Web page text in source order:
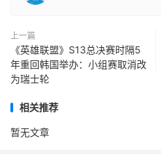
上一篇
《英雄联盟》S13总决赛时隔5
年重回韩国举办：小组赛取消改
为瑞士轮
相关推荐
暂无文章